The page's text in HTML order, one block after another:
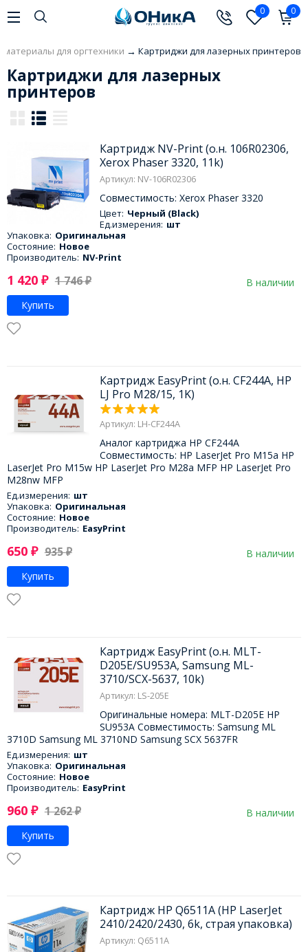
0 0
для оргтехники → Картриджи для лазерных принтеров
Картриджи для лазерных
принтеров
Картридж NV-Print (о.н. 106R02306,
Xerox Phaser 3320, 11k)
Артикул: NV-106R02306
Совместимость: Xerox Phaser 3320
Цвет: Черный (Black)
Ед.измерения: шт
Упаковка: Оригинальная
Состояние: Новое
Производитель: NV-Print
1 420 ₽ 1 746₽
В наличии
Купить
Картридж EasyPrint (о.н. CF244A, HP
LJ Pro M28/15, 1K)
Артикул: LH-CF244A
Аналог картриджа HP CF244A
Совместимость: HP LaserJet Pro M15a HP
LaserJet Pro M15w HP LaserJet Pro M28a MFP HP LaserJet Pro
M28nw MFP
Ед.измерения: шт
Упаковка: Оригинальная
Состояние: Новое
Производитель: EasyPrint
650 ₽ 935₽
В наличии
Купить
Картридж EasyPrint (о.н. MLT-
D205E/SU953A, Samsung ML-
3710/SCX-5637, 10k)
Артикул: LS-205E
Оригинальные номера: MLT-D205E HP
SU953A Совместимость: Samsung ML
3710D Samsung ML 3710ND Samsung SCX 5637FR
Ед.измерения: шт
Упаковка: Оригинальная
Состояние: Новое
Производитель: EasyPrint
960 ₽ 1 262₽
В наличии
Купить
Картридж HP Q6511A (HP LaserJet
2410/2420/2430, 6k, страя упаковка)
Артикул: Q6511A